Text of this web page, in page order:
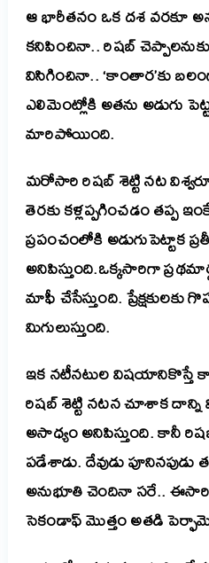
ఆ భారీతనం ఒక దశ వరకూ
కనిపించినా.. రిషబ్
విసిగించినా.. ‘కాంతార’కు
ఎలిమెంట్లోకి అతను అడుగు
మారిపోయింది.
మరోసారి రిషబ్ శెట్టి నట
తెరకు కళ్లప్పగించడం తప్ప
ప్రపంచంలోకి అడుగుపెట్టాక
అనిపిస్తుంది.ఒక్కసారిగా
మాఫీ చేసేస్తుంది. ప్రేక్షకులకు
మిగులుస్తుంది.
ఇక నటీనటుల విషయానికొస్తే
రిషబ్ శెట్టి నటన చూశాక
అసాధ్యం అనిపిస్తుంది. కానీ
పడేశాడు. దేవుడు
అనుభూతి చెందినా సరే..
సెకండాఫ్ మొత్తం అతడి